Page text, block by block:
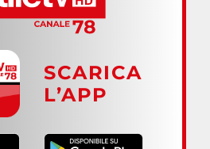
SCARICA
L’APP